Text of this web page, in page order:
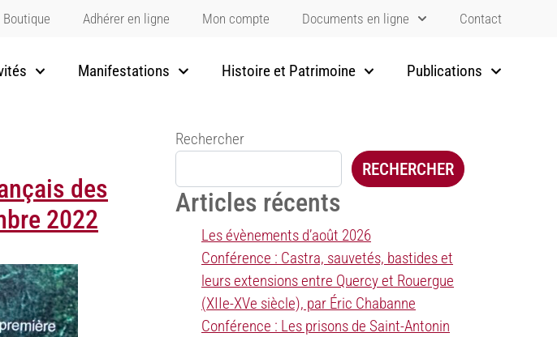
Boutique Adhérer en ligne Mon compte Documents en ligne Contact
Manifestations Histoire et Patrimoine Publications
des
2022
Rechercher
RECHERCHER
Articles récents
Les évènements d’août 2026
Conférence : Castra, sauvetés, bastides et
leurs extensions entre Quercy et Rouergue
(XIIe-XVe siècle), par Éric Chabanne
Conférence : Les prisons de Saint-Antonin